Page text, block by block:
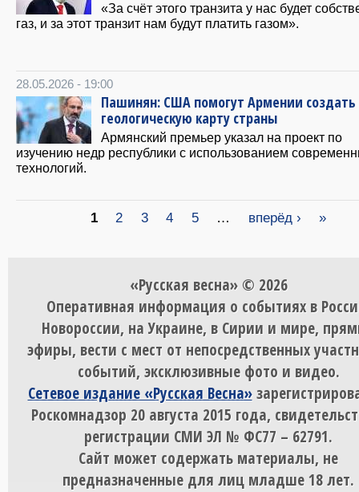
«За счёт этого транзита у нас будет
газ, и за этот транзит нам будут платить газом».
28.05.2026 - 19:00
Пашинян: США помогут Армении
геологическую карту страны
Армянский премьер указал на проект по
изучению недр республики с использованием
технологий.
1 2 3 4 5 … вперёд › »
«Русская весна» © 2026
Оперативная информация о событиях в
Новороссии, на Украине, в Сирии и мире,
эфиры, вести с мест от непосредственных
событий, эксклюзивные фото и видео.
Сетевое издание «Русская Весна»
Роскомнадзор 20 августа 2015 года,
регистрации СМИ ЭЛ № ФС77 – 62791.
Сайт может содержать материалы, не
предназначенные для лиц младше 18 лет.